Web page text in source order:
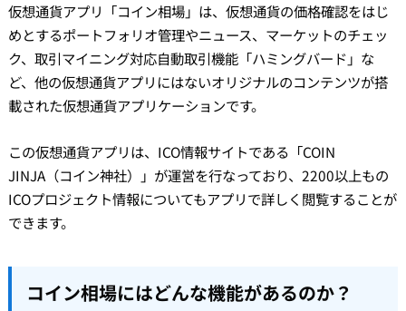
仮想通貨アプリ「コイン相場」は、仮想通貨の価格確認をはじ
めとするポートフォリオ管理やニュース、マーケットのチェッ
ク、取引マイニング対応自動取引機能「ハミングバード」な
ど、他の仮想通貨アプリにはないオリジナルのコンテンツが搭
載された仮想通貨アプリケーションです。
この仮想通貨アプリは、ICO情報サイトである「COIN
JINJA（コイン神社）」が運営を行なっており、2200以上もの
ICOプロジェクト情報についてもアプリで詳しく閲覧することが
できます。
コイン相場にはどんな機能があるのか？